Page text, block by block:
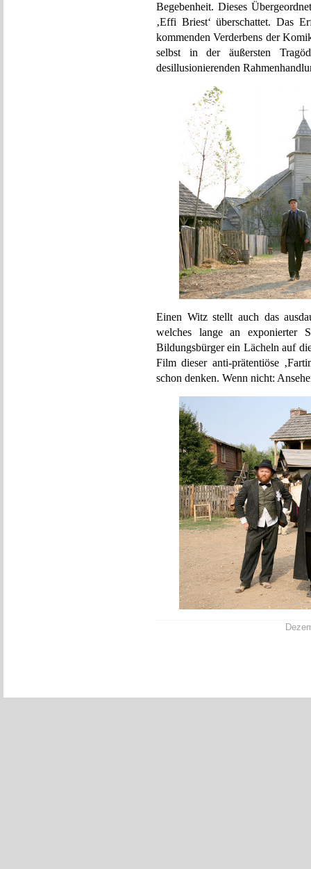
Begebenheit. Dieses
‚Effi Briest‘ überschattet. Das
kommenden Verderbens der
selbst in der äußersten
desillusionierenden
Einen Witz stellt auch das
welches lange an
Bildungsbürger ein Lächeln auf
Film dieser anti-prätentiöse
schon denken. Wenn nicht: